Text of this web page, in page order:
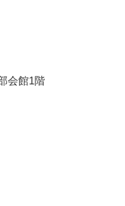
会館1階